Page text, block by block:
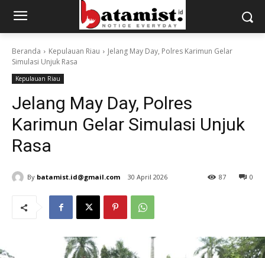
Beranda Kepulauan Riau
Jelang May Day, Polres Karimun Gelar
Simulasi Unjuk Rasa
Kepulauan Riau
Jelang May Day, Polres
Karimun Gelar Simulasi Unjuk
Rasa
By batamist.id@gmail.com 30 April 2026 0
87